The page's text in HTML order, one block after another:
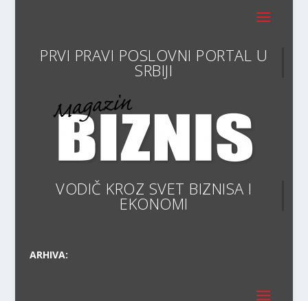
PRVI PRAVI POSLOVNI POR
VODIČ KROZ SVET BIZNISA I